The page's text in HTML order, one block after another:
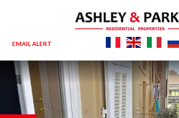
EMAIL ALERT